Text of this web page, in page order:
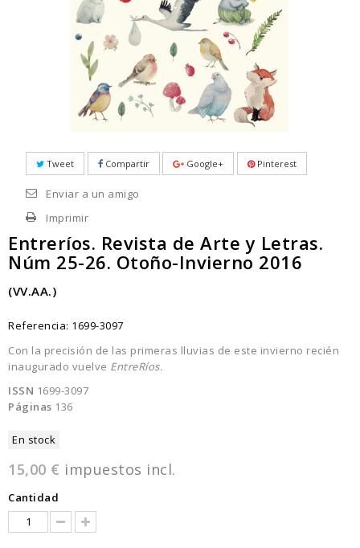
Tweet Compartir Google+ Pinterest
Enviar a un amigo
Imprimir
Entreríos. Revista de Arte y Letras.
Núm 25-26. Otoño-Invierno 2016
(VV.AA.)
Referencia: 1699-3097
Con la precisión de las primeras lluvias de este invierno recién
inaugurado vuelve EntreRíos.
ISSN 1699-3097
Páginas 136
En stock
15,00 € impuestos incl.
Cantidad